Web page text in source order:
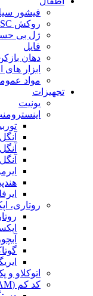
فیشور
روکش SSC
ژل بی
فایل
دهان
ابزار
مواد
تجهیزات
یونیت
آنگل
روتاری،
اتوکلاو و
کد کم (CAD CAM)